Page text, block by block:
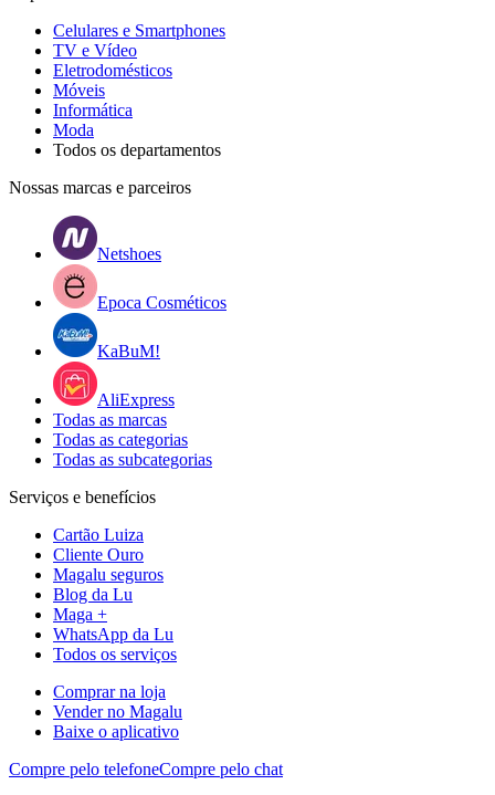
Celulares e Smartphones
TV e Vídeo
Eletrodomésticos
Móveis
Informática
Moda
Todos os departamentos
Nossas marcas e parceiros
Netshoes
Epoca Cosméticos
KaBuM!
AliExpress
Todas as marcas
Todas as categorias
Todas as subcategorias
Serviços e benefícios
Cartão Luiza
Cliente Ouro
Magalu seguros
Blog da Lu
Maga +
WhatsApp da Lu
Todos os serviços
Comprar na loja
Vender no Magalu
Baixe o aplicativo
Compre pelo telefoneCompre pelo chat